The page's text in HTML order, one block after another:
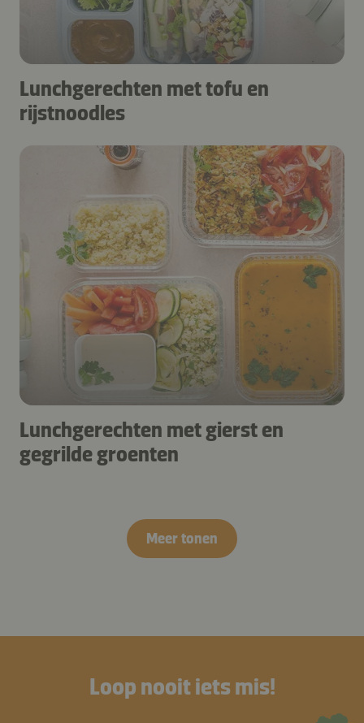
Lunchgerechten met tofu en
rijstnoodles
Lunchgerechten met gierst en
gegrilde groenten
Meer tonen
Loop nooit iets mis!